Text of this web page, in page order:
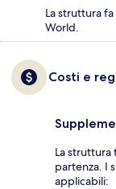
La struttura
World.
Costi e
La struttura
partenza. I
applicabili: